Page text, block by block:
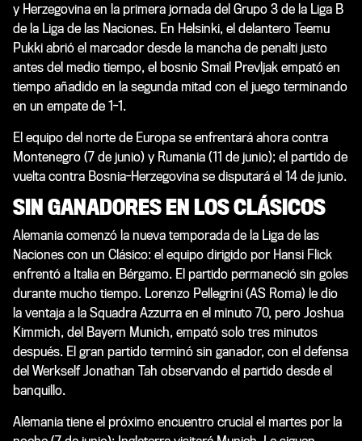
y Herzegovina en la primera jornada del Grupo 3 de la Liga B
de la Liga de las Naciones. En Helsinki, el delantero Teemu
Pukki abrió el marcador desde la mancha de penalti justo
antes del medio tiempo, el bosnio Smail Prevljak empató en
tiempo añadido en la segunda mitad con el juego terminando
en un empate de 1-1.
El equipo del norte de Europa se enfrentará ahora contra
Montenegro (7 de junio) y Rumania (11 de junio); el partido de
vuelta contra Bosnia-Herzegovina se disputará el 14 de junio.
SIN GANADORES EN LOS CLÁSICOS
Alemania comenzó la nueva temporada de la Liga de las
Naciones con un Clásico: el equipo dirigido por Hansi Flick
enfrentó a Italia en Bérgamo. El partido permaneció sin goles
durante mucho tiempo. Lorenzo Pellegrini (AS Roma) le dio
la ventaja a la Squadra Azzurra en el minuto 70, pero Joshua
Kimmich, del Bayern Munich, empató solo tres minutos
después. El gran partido terminó sin ganador, con el defensa
del Werkself Jonathan Tah observando el partido desde el
banquillo.
Alemania tiene el próximo encuentro crucial el martes por la